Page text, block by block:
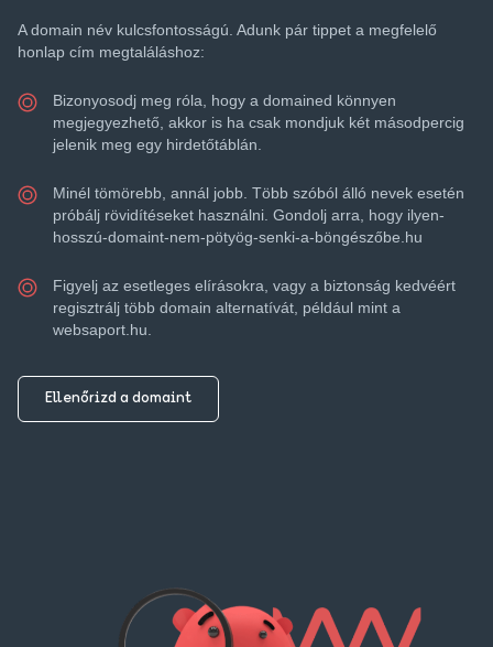
A domain név kulcsfontosságú. Adunk pár tippet a megfelelő
honlap cím megtaláláshoz:
Bizonyosodj meg róla, hogy a domained könnyen
megjegyezhető, akkor is ha csak mondjuk két másodpercig
jelenik meg egy hirdetőtáblán.
Minél tömörebb, annál jobb. Több szóból álló nevek esetén
próbálj rövidítéseket használni. Gondolj arra, hogy ilyen-
hosszú-domaint-nem-pötyög-senki-a-böngészőbe.hu
Figyelj az esetleges elírásokra, vagy a biztonság kedvéért
regisztrálj több domain alternatívát, például mint a
websaport.hu.
Ellenőrizd a domaint